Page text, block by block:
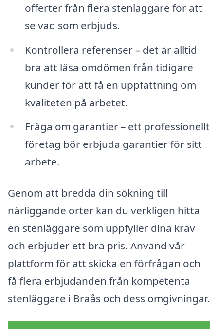
offerter från flera stenläggare för att
se vad som erbjuds.
Kontrollera referenser – det är alltid
bra att läsa omdömen från tidigare
kunder för att få en uppfattning om
kvaliteten på arbetet.
Fråga om garantier – ett professionellt
företag bör erbjuda garantier för sitt
arbete.
Genom att bredda din sökning till
närliggande orter kan du verkligen hitta
en stenläggare som uppfyller dina krav
och erbjuder ett bra pris. Använd vår
plattform för att skicka en förfrågan och
få flera erbjudanden från kompetenta
stenläggare i Braås och dess omgivningar.